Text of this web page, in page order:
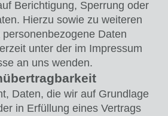
Berichtigung, Sperrung oder
Hierzu sowie zu weiteren
Daten
unter der im Impressum
an uns wenden.
Daten, die wir auf Grundlage
in Erfüllung eines Vertrags